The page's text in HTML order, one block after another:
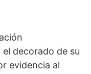
el decorado de su
evidencia al